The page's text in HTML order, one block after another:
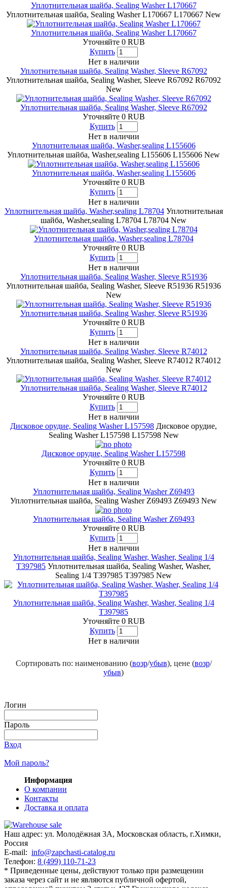
Уплотнительная шайба, Sealing Washer L170667
Уплотнительная шайба, Sealing Washer L170667 L170667 New
Уплотнительная шайба, Sealing Washer L170667
Уточняйте 0 RUB
Купить
Нет в наличии
Уплотнительная шайба, Sealing Washer, Sleeve R67092
Уплотнительная шайба, Sealing Washer, Sleeve R67092 R67092
New
Уплотнительная шайба, Sealing Washer, Sleeve R67092
Уточняйте 0 RUB
Купить
Нет в наличии
Уплотнительная шайба, Washer,sealing L155606
Уплотнительная шайба, Washer,sealing L155606 L155606 New
Уплотнительная шайба, Washer,sealing L155606
Уточняйте 0 RUB
Купить
Нет в наличии
Уплотнительная шайба, Washer,sealing L78704 Уплотнительная
шайба, Washer,sealing L78704 L78704 New
Уплотнительная шайба, Washer,sealing L78704
Уточняйте 0 RUB
Купить
Нет в наличии
Уплотнительная шайба, Sealing Washer, Sleeve R51936
Уплотнительная шайба, Sealing Washer, Sleeve R51936 R51936
New
Уплотнительная шайба, Sealing Washer, Sleeve R51936
Уточняйте 0 RUB
Купить
Нет в наличии
Уплотнительная шайба, Sealing Washer, Sleeve R74012
Уплотнительная шайба, Sealing Washer, Sleeve R74012 R74012
New
Уплотнительная шайба, Sealing Washer, Sleeve R74012
Уточняйте 0 RUB
Купить
Нет в наличии
Дисковое орудие, Sealing Washer L157598 Дисковое орудие,
Sealing Washer L157598 L157598 New
Дисковое орудие, Sealing Washer L157598
Уточняйте 0 RUB
Купить
Нет в наличии
Уплотнительная шайба, Sealing Washer Z69493
Уплотнительная шайба, Sealing Washer Z69493 Z69493 New
Уплотнительная шайба, Sealing Washer Z69493
Уточняйте 0 RUB
Купить
Нет в наличии
Уплотнительная шайба, Sealing Washer, Washer, Sealing 1/4
T397985 Уплотнительная шайба, Sealing Washer, Washer,
Sealing 1/4 T397985 T397985 New
Уплотнительная шайба, Sealing Washer, Washer, Sealing 1/4
T397985
Уточняйте 0 RUB
Купить
Нет в наличии
Сортировать по: наименованию (возр/убыв), цене (возр/
убыв)
Логин
Пароль
Вход
Мой пароль?
Информация
О компании
Контакты
Доставка и оплата
Наш адрес: ул. Молодёжная 3А, Московская область, г.Химки,
Россия
E-mail: info@zapchasti-catalog.ru
Телефон: 8 (499) 110-71-23
* Приведенные цены, действуют только при размещении
заказа через сайт и не являютcя публичнoй офeртой,